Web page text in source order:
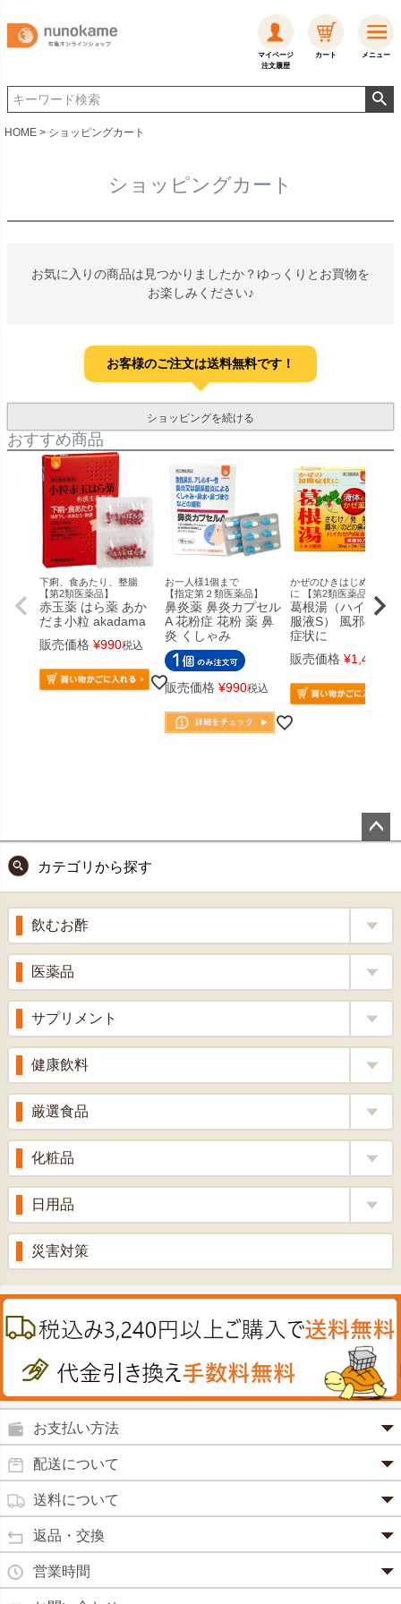
マイページ
注文履歴
カート メニュー
HOME ショッピングカート
ショッピングカート
お気に入りの商品は見つかりましたか？ゆっくりとお買物を
お楽しみください♪
お客様のご注文は送料無料です！
ショッピングを続ける
おすすめ商品
下痢、食あたり、整腸
【第2類医薬品】
赤玉薬 はら薬 あか
だま小粒 akadama
販売価格 ¥990税込
お一人様1個まで
【指定第２類医薬品】
鼻炎薬 鼻炎カプセル
A 花粉症 花粉 薬 鼻
炎 くしゃみ
販売価格 ¥990税込
かぜのひきはじめ・肩こ
に 【第2類医薬品】
葛根湯（ハイカゼ
服液S） 風邪の初期
症状に
販売価格 ¥1,485
ップ
へ
カテゴリから探す
飲むお酢
補酵素のちから
くろ酢
りんご酢
ざくろ酢
梅酢
医薬品
風邪薬
胃腸薬
整腸薬
解熱鎮痛剤
滋養強壮
消炎鎮痛剤
肌・皮膚のお薬
絆創膏
殺菌消毒液
鼻炎薬
強心剤
目薬
水虫薬
サプリメント
ウコン
乳酸菌
ローヤルゼリー
牡蠣エキス
プラセンタ
肝油
鉄
ノコギリヤシ
グルコサミン
田七人参
イチョウ葉
カルシウム
クロレラ
コラーゲン
健康飲料
健康茶
漢方茶
青汁・豆乳
甘酒
健康ドリンク
厳選食品
もち麦・十六穀米
生姜
丼の素
のど飴
うどん・そば
喜多方ラーメン
カレー・シチュー
化粧品
美容品
スキンクリーム＆美容パック
ウオッシュ＆ソープ
日用品
入浴剤
災害対策
お支払い方法
クレジットカード(1 回払いのみ)
SSL 認証で暗号化処理していますので、 安心して
ご利用いただけます。
代金引換
宅配員に現金でお支払いください。手数料100円。
配送について
商品は日本郵便にて発送致します。
通常2～4営業日以内に発送致します。 メーカー取り寄せ商
品、土日祝日、年末年始、弊社の休業日をはさむ場合は、4
～5営業日以上かかる場合もございます。
(営業日カレンダー参照)
送料について
通常商品
3,240円（税込）未満・・・
北海道・沖縄800円
返品・交換
・お届け商品の交換・返品をご希望の場合は、
週間以内にメールまたはお電話にてご連絡ください。
営業時間